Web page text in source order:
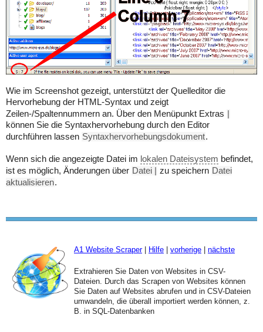
Wie im Screenshot gezeigt, unterstützt der Quelleditor die
Hervorhebung der HTML-Syntax und zeigt
Zeilen-/Spaltennummern an. Über den Menüpunkt Extras
können Sie die Syntaxhervorhebung durch den Editor
durchführen lassen Syntaxhervorhebungsdokument.
Wenn sich die angezeigte Datei im lokalen Dateisystem befindet,
ist es möglich, Änderungen über Datei | zu speichern Datei
aktualisieren.
A1 Website Scraper| Hilfe vorherige nächste
Extrahieren Sie Daten von Websites in CSV-
Dateien. Durch das Scrapen von Websites können
Sie Daten auf Websites abrufen und in CSV-Dateien
umwandeln, die überall importiert werden können, z.
B. in SQL-Datenbanken